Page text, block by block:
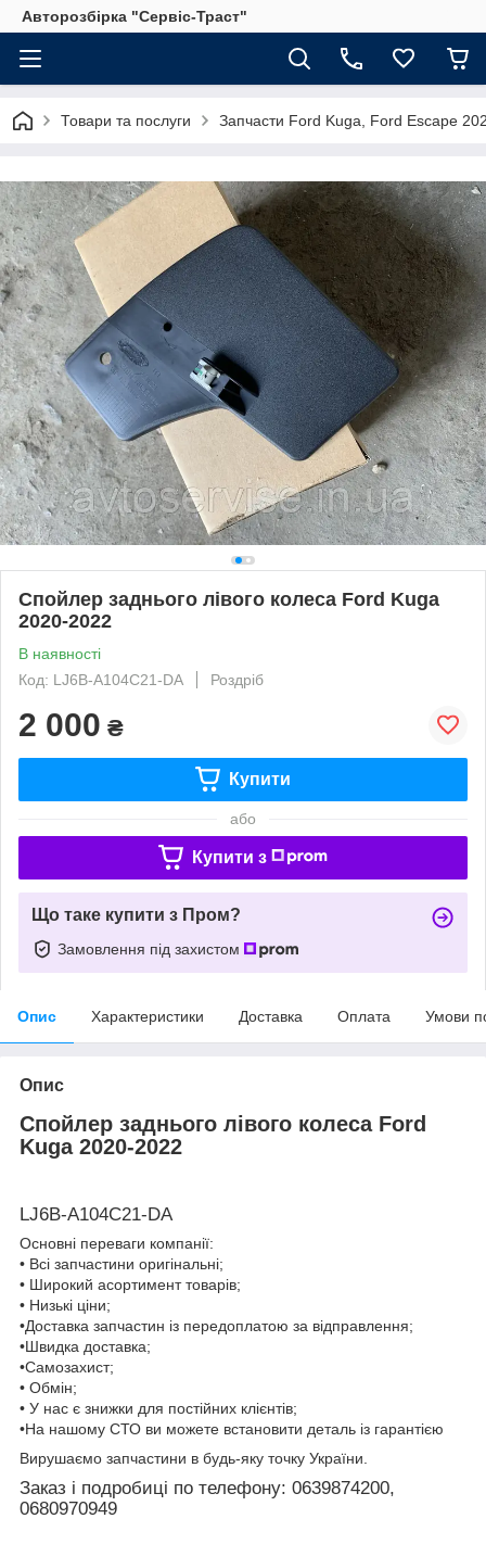
Авторозбірка "Сервіс-Траст"
Товари та послуги Запчасти Ford Kuga, Ford Escape
Спойлер заднього лівого колеса Ford Kuga
2020-2022
В наявності
Код: LJ6B-A104C21-DA
Роздріб
2 000 ₴
Купити
або
Купити з
Що таке купити з Пром?
Замовлення під захистом
Опис Характеристики Доставка Оплата Умови
Опис
Спойлер заднього лівого колеса Ford
Kuga 2020-2022
LJ6B-A104C21-DA
Основні переваги компанії:
• Всі запчастини оригінальні;
• Широкий асортимент товарів;
• Низькі ціни;
•Доставка запчастин із передоплатою за відправлення;
•Швидка доставка;
•Самозахист;
• Обмін;
• У нас є знижки для постійних клієнтів;
•На нашому СТО ви можете встановити деталь із гарантією
Вирушаємо запчастини в будь-яку точку України.
Заказ і подробиці по телефону: 0639874200,
0680970949